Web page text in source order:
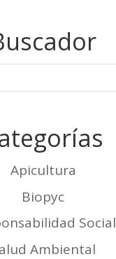
Apicultura
Biopyc
Social
Ambiental